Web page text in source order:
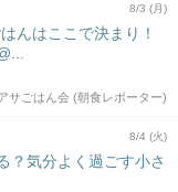
8/3 (月)
んはここで決まり！
サごはん会 (朝食レポーター)
8/4 (火)
？気分よく過ごす小さ